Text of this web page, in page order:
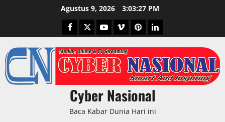
Agustus 9, 2026 3:03:28 PM
Facebook
TwitterYoutubeVimeoPinterestLinkedIn
Cyber Nasional
Baca Kabar Dunia Hari ini